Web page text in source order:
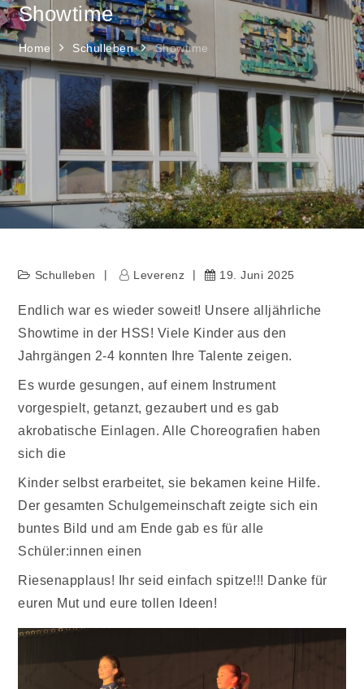
Showtime
Home Schulleben Showtime
Schulleben Leverenz 19. Juni 2025
Endlich war es wieder soweit! Unsere alljährliche
Showtime in der HSS! Viele Kinder aus den
Jahrgängen 2-4 konnten Ihre Talente zeigen.
Es wurde gesungen, auf einem Instrument
vorgespielt, getanzt, gezaubert und es gab
akrobatische Einlagen. Alle Choreografien haben
sich die
Kinder selbst erarbeitet, sie bekamen keine Hilfe.
Der gesamten Schulgemeinschaft zeigte sich ein
buntes Bild und am Ende gab es für alle
Schüler:innen einen
Riesenapplaus! Ihr seid einfach spitze!!! Danke für
euren Mut und eure tollen Ideen!